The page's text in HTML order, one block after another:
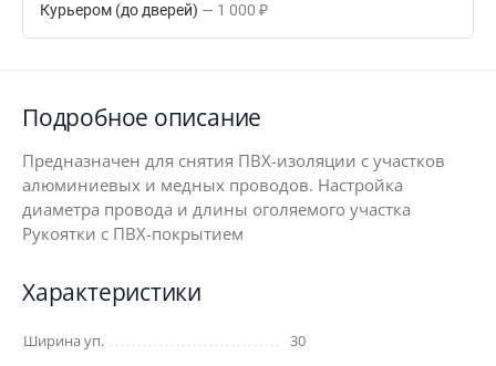
Курьером (до дверей) 1 000 ₽
Подробное описание
Предназначен для снятия ПВХ-изоляции с участков
алюминиевых и медных проводов. Настройка
диаметра провода и длины оголяемого участка
Рукоятки с ПВХ-покрытием
Характеристики
Ширина уп.
30